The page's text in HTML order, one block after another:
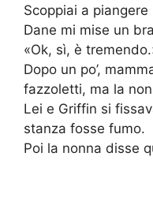
Scoppiai a
Dane mi mise un
«Ok, sì, è
Dopo un po’,
fazzoletti, ma la
Lei e Griffin si
stanza fosse fumo.
Poi la nonna disse